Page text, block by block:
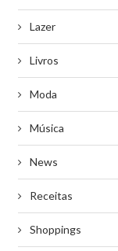
Lazer
Livros
Moda
Música
News
Receitas
Shoppings